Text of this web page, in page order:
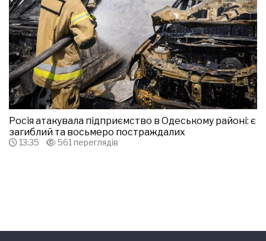
Росія атакувала підприємство в Одеському районі: є
загиблий та восьмеро постраждалих
13:35 561 переглядів